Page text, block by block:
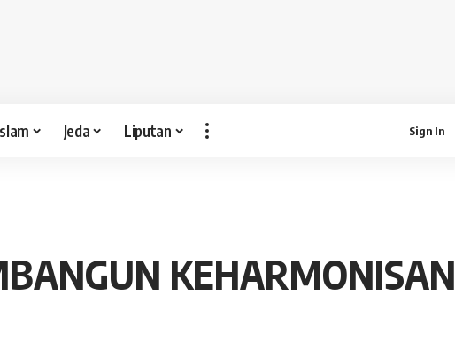
Jeda Liputan Sign In
KEHARMONISAN